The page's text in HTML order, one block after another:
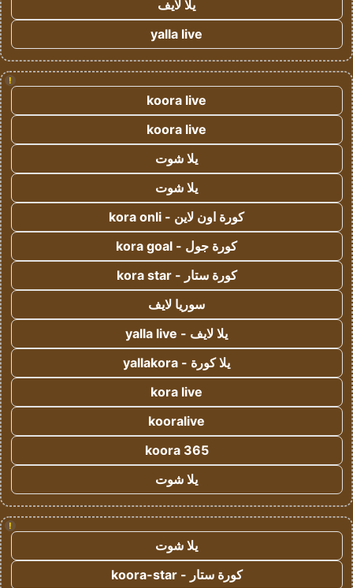
يلا لايف
yalla live
!
koora live
koora live
يلا شوت
يلا شوت
كورة اون لاين - kora onli
كورة جول - kora goal
كورة ستار - kora star
سوريا لايف
يلا لايف - yalla live
يلا كورة - yallakora
kora live
kooralive
koora 365
يلا شوت
!
يلا شوت
كورة ستار - koora-star